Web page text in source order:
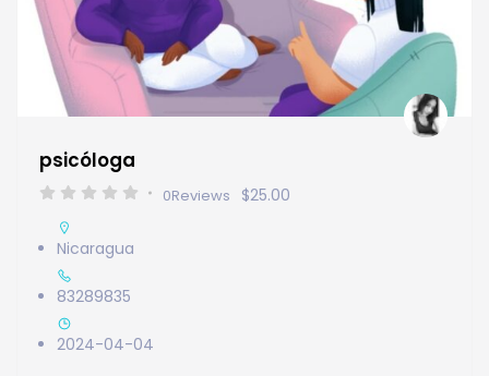
psicóloga
0Reviews $25.00
Nicaragua
83289835
2024-04-04